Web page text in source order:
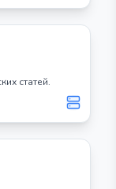
статей.